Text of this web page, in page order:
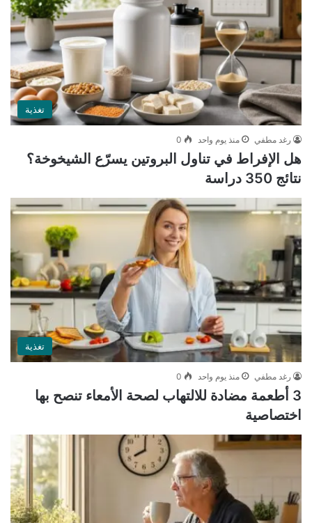
تغذية
رغد مطفي منذ يوم واحد 0
هل الإفراط في تناول البروتين يسرّع الشيخوخة؟
نتائج 350 دراسة
تغذية
رغد مطفي منذ يوم واحد 0
3 أطعمة مضادة للالتهاب لصحة الأمعاء تنصح بها
اختصاصية